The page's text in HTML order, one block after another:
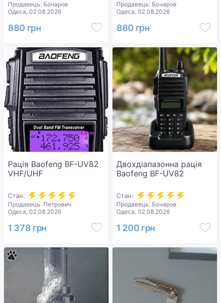
Продавець: Бочаров
Одеса, 02.08.2026
880 грн
Продавець: Бочаров
Одеса, 02.08.2026
880 грн
Рація Baofeng BF-UV82
VHF/UHF
Стан:
Продавець: Петрович
Одеса, 02.08.2026
1 378 грн
Двохдіапазонна рація
Baofeng BF-UV82
Стан:
Продавець: Бочаров
Одеса, 02.08.2026
1 200 грн